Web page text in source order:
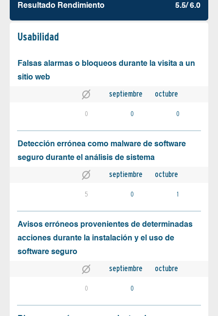
Resultado Rendimiento 5.5/ 6.0
Usabilidad
Falsas alarmas o bloqueos durante la visita a un
sitio web
septiembre octubre
0 0 0
Detección errónea como malware de software
seguro durante el análisis de sistema
septiembre octubre
5 0 1
Avisos erróneos provenientes de determinadas
acciones durante la instalación y el uso de
software seguro
septiembre octubre
0 0